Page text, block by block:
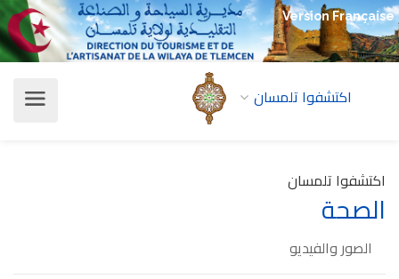
Version Française
اكتشفوا تلمسان
اكتشفوا تلمسان
الصحة
الصور والفيديو